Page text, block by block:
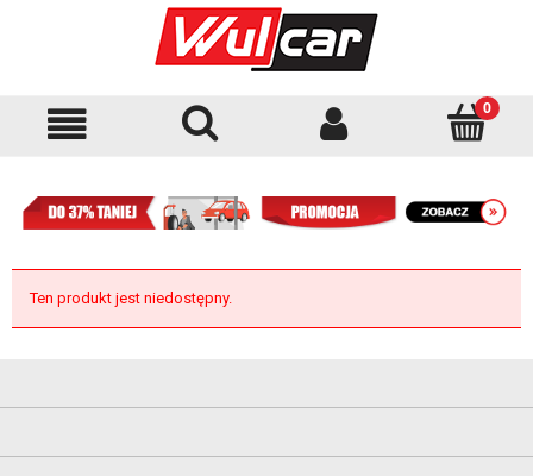
Ten produkt jest niedostępny.